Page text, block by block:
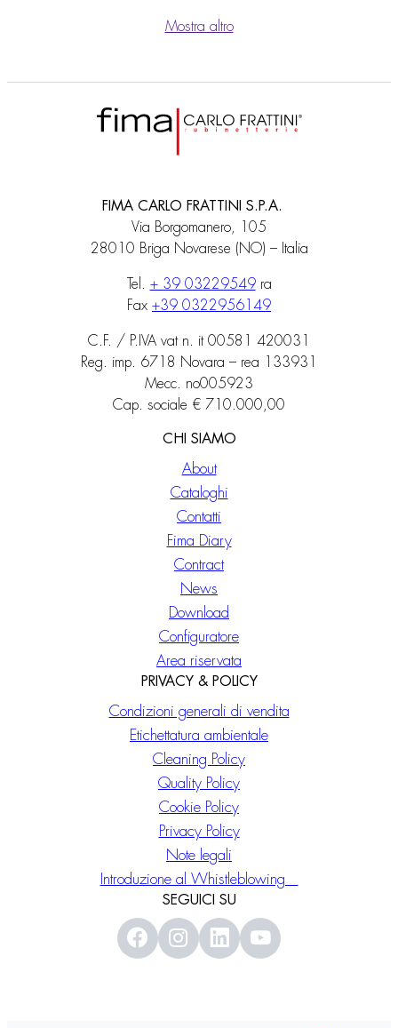
Mostra altro
FIMA CARLO FRATTINI S.P.A.
Via Borgomanero, 105
28010 Briga Novarese (NO) – Italia
Tel. + 39 03229549ra
Fax +39 0322956149
C.F. / P.IVA vat n. it 00581 420031
Reg. imp. 6718 Novara – rea 133931
Mecc. no005923
Cap. sociale € 710.000,00
CHI SIAMO
About
Cataloghi
Contatti
Fima Diary
Contract
News
Download
Configuratore
Area riservata
PRIVACY & POLICY
Condizioni generali di vendita
Etichettatura ambientale
Cleaning Policy
Quality Policy
Cookie Policy
Privacy Policy
Note legali
Introduzione al Whistleblowing
SEGUICI SU